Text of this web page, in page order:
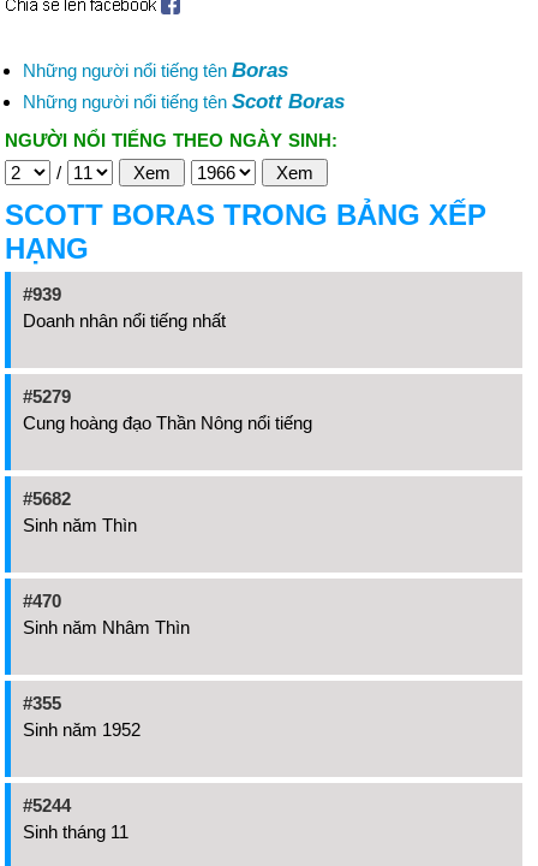
Những người nổi tiếng tên Boras
Những người nổi tiếng tên Scott Boras
NGƯỜI NỔI TIẾNG THEO NGÀY SINH:
/
SCOTT BORAS TRONG BẢNG XẾP
HẠNG
#939
Doanh nhân nổi tiếng nhất
#5279
Cung hoàng đạo Thần Nông nổi tiếng
#5682
Sinh năm Thìn
#470
Sinh năm Nhâm Thìn
#355
Sinh năm 1952
#5244
Sinh tháng 11